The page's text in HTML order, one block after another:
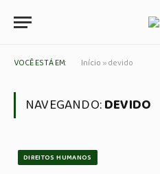
VOCÊ ESTÁ EM: Início »devido
NAVEGANDO:DEVIDO
DIREITOS HUMANOS